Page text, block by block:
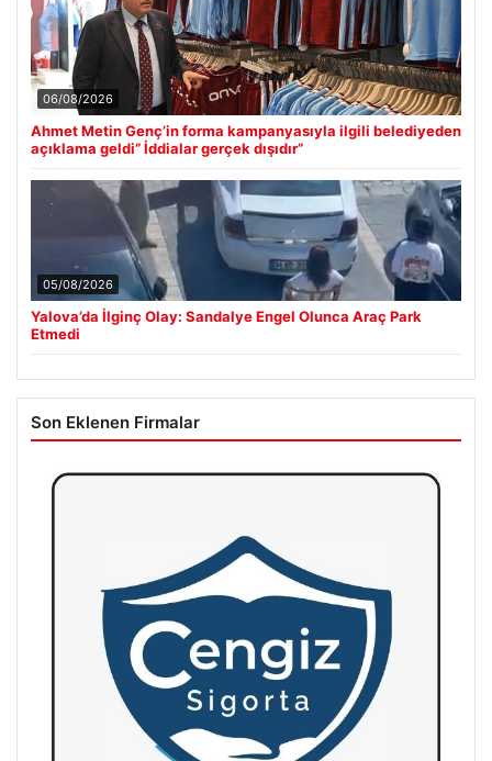
06/08/2026
Ahmet Metin Genç’in forma kampanyasıyla ilgili belediyeden
açıklama geldi” İddialar gerçek dışıdır”
05/08/2026
Yalova’da İlginç Olay: Sandalye Engel Olunca Araç Park
Etmedi
Son Eklenen Firmalar